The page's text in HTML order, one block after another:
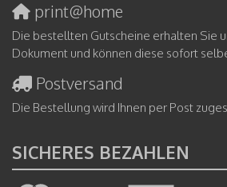
print@home
Die bestellten Gutscheine erhalten Sie
Dokument und können diese sofort
Postversand
Die Bestellung wird Ihnen per Post
SICHERES BEZAHLEN